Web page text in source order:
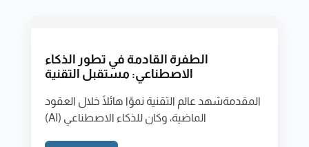
الطفرة القادمة في تطور الذكاء
الاصطناعي: مستقبل التقنية
المقدمةشهد عالم التقنية نموًا هائلًا خلال العقود
الماضية، وكان للذكاء الاصطناعي (AI)